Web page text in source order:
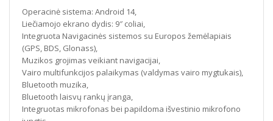
Operacinė sistema: Android 14,
Liečiamojo ekrano dydis: 9″ coliai,
Integruota Navigacinės sistemos su Europos žemėlapiais
(GPS, BDS, Glonass),
Muzikos grojimas veikiant navigacijai,
Vairo multifunkcijos palaikymas (valdymas vairo mygtukais),
Bluetooth muzika,
Bluetooth laisvų rankų įranga,
Integruotas mikrofonas bei papildoma išvestinio mikrofono